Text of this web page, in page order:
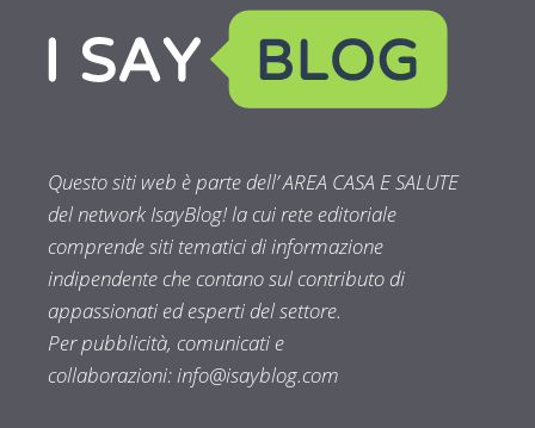
Questo siti web è parte dell’ AREA CASA E SALUTE
del network IsayBlog! la cui rete editoriale
comprende siti tematici di informazione
indipendente che contano sul contributo di
appassionati ed esperti del settore.
Per pubblicità, comunicati e
collaborazioni:info@isayblog.com